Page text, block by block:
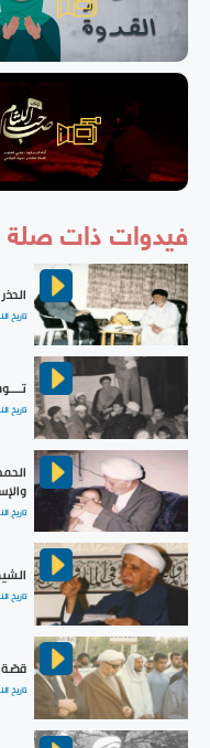
فيدوات ذات صلة
تاريخ
تاريخ
تاريخ
تاريخ
قصّة
تاريخ